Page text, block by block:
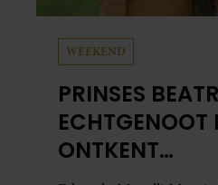
WEEKEND
PRINSES
ECHTGENOOT
ONTKENT